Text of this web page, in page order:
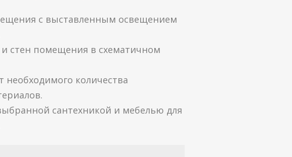
с выставленным освещением
и стен помещения в схематичном
необходимого количества
сантехникой и мебелью для